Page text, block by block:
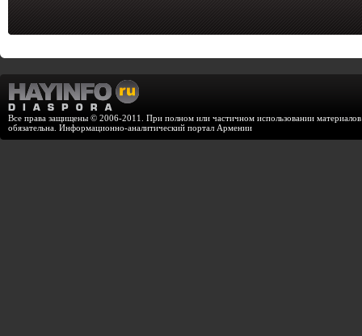
Все права защищены © 2006-2011. При полном или частичном использовании
обязательна. Информационно-аналитический портал Армении